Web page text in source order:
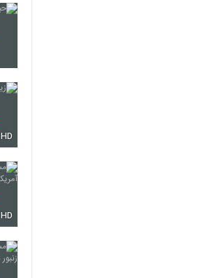
HD
HD